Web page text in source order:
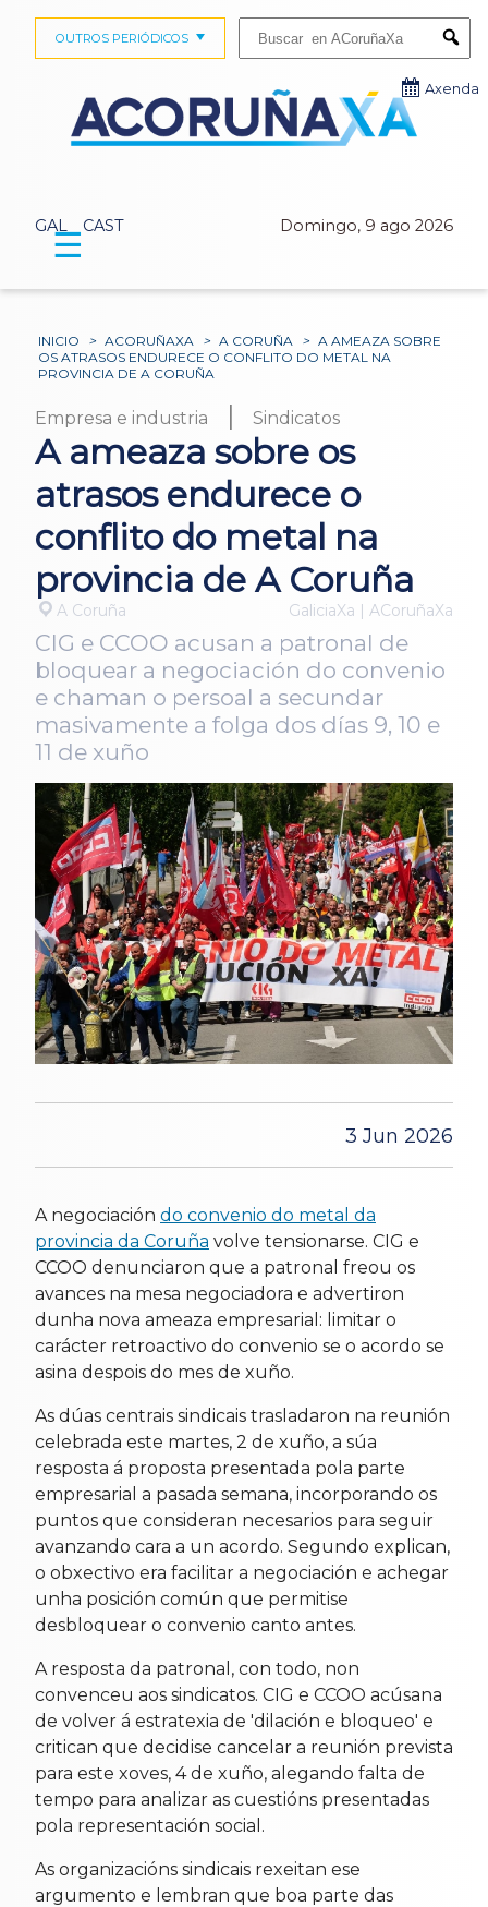
GAL CAST Domingo, 9 ago 2026
OUTROS PERIÓDICOS
Axenda
☰
INICIO > ACORUÑAXA > A CORUÑA > A AMEAZA SOBRE
OS ATRASOS ENDURECE O CONFLITO DO METAL NA
PROVINCIA DE A CORUÑA
Empresa e industria | Sindicatos
A ameaza sobre os
atrasos endurece o
conflito do metal na
provincia de A Coruña
A Coruña GaliciaXa | ACoruñaXa
CIG e CCOO acusan a patronal de
bloquear a negociación do convenio
e chaman o persoal a secundar
masivamente a folga dos días 9, 10 e
11 de xuño
3 Jun 2026
A negociación do convenio do metal da
provincia da Coruña volve tensionarse. CIG e
CCOO denunciaron que a patronal freou os
avances na mesa negociadora e advertiron
dunha nova ameaza empresarial: limitar o
carácter retroactivo do convenio se o acordo se
asina despois do mes de xuño.
As dúas centrais sindicais trasladaron na reunión
celebrada este martes, 2 de xuño, a súa
resposta á proposta presentada pola parte
empresarial a pasada semana, incorporando os
puntos que consideran necesarios para seguir
avanzando cara a un acordo. Segundo explican,
o obxectivo era facilitar a negociación e achegar
unha posición común que permitise
desbloquear o convenio canto antes.
A resposta da patronal, con todo, non
convenceu aos sindicatos. CIG e CCOO acúsana
de volver á estratexia de 'dilación e bloqueo' e
critican que decidise cancelar a reunión prevista
para este xoves, 4 de xuño, alegando falta de
tempo para analizar as cuestións presentadas
pola representación social.
As organizacións sindicais rexeitan ese
argumento e lembran que boa parte das